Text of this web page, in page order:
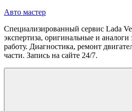
Перейти
содержимому
Авто мастер
Специализированный сервис Lada
экспертиза, оригинальные и аналоги
работу. Диагностика, ремонт
части. Запись на сайте 24/7.